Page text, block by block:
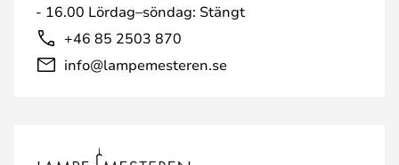
- 16.00 Lördag–söndag: Stängt
+46 85 2503 870
info@lampemesteren.se